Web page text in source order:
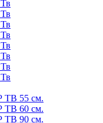
55 см.
60 см.
90 см.